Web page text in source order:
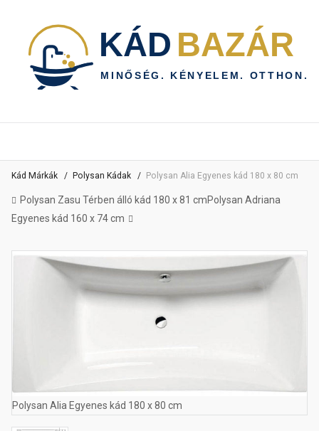
Kád Márkák Polysan Kádak Polysan Alia Egyenes kád 180 x 80 cm
Polysan Zasu Térben álló kád 180 x 81 cmPolysan Adriana
Egyenes kád 160 x 74 cm
Polysan Alia Egyenes kád 180 x 80 cm